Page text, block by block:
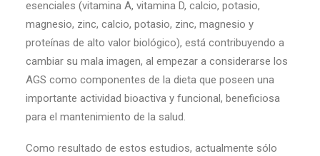
esenciales (vitamina A, vitamina D, calcio, potasio,
magnesio, zinc, calcio, potasio, zinc, magnesio y
proteínas de alto valor biológico), está contribuyendo a
cambiar su mala imagen, al empezar a considerarse los
AGS como componentes de la dieta que poseen una
importante actividad bioactiva y funcional, beneficiosa
para el mantenimiento de la salud.
Como resultado de estos estudios, actualmente sólo